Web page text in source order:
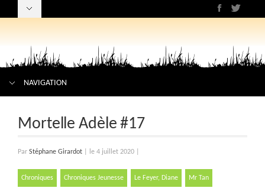
NAVIGATION
Mortelle Adèle #17
Par Stéphane Girardot le 4 juillet 2020
Chroniques Chroniques Jeunesse Le Feyer, Diane Mr Tan